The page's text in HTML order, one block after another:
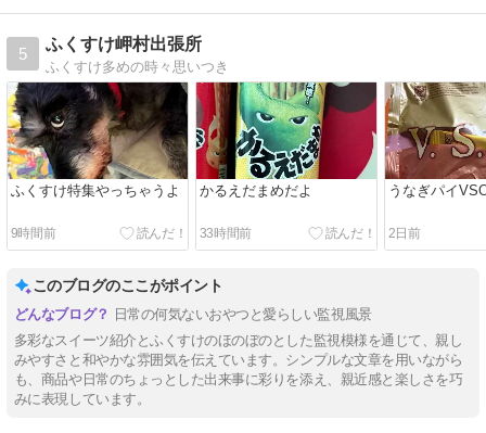
5
ふくすけ岬村出張所
ふくすけ多めの時々思いつき
ふくすけ特集やっちゃうよ
9時間前
かるえだまめだよ
33時間前
うなぎパイ
2日前
このブログのここがポイント
日常の何気ないおやつと愛らしい監視風景
多彩なスイーツ紹介とふくすけのほのぼのとした監視模様を通じて、親し
みやすさと和やかな雰囲気を伝えています。シンプルな文章を用いながら
も、商品や日常のちょっとした出来事に彩りを添え、親近感と楽しさを巧
みに表現しています。